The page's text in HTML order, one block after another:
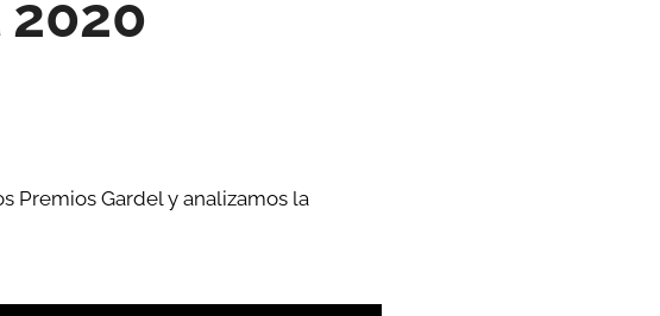
Premios Gardel y analizamos la